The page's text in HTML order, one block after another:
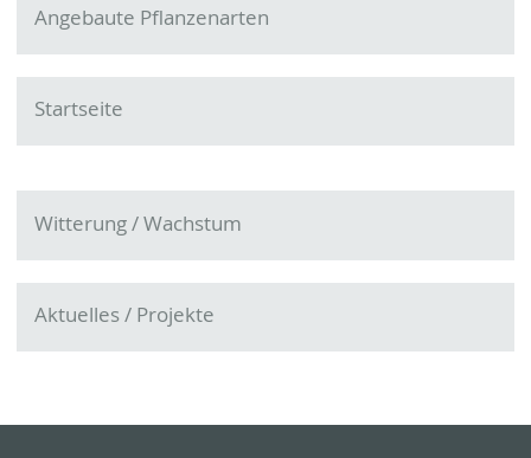
Angebaute Pflanzenarten
Startseite
Witterung / Wachstum
Aktuelles / Projekte